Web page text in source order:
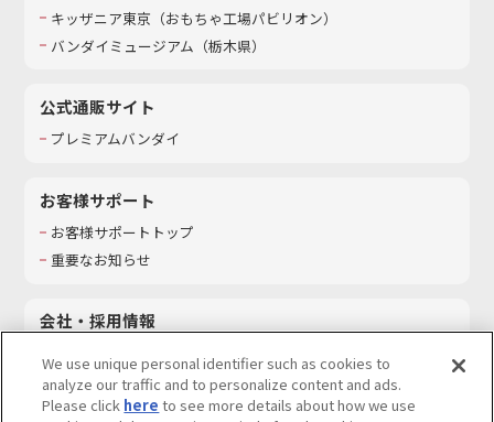
キッザニア東京（おもちゃ工場パビリオン）​
バンダイミュージアム（栃木県）
公式通販サイト
プレミアムバンダイ
お客様サポート
お客様サポートトップ
重要なお知らせ
会社・採用情報
採用情報
サステナビリティ
We use unique personal identifier such as cookies to
analyze our traffic and to personalize content and ads.
Please click here to see more details about how we use